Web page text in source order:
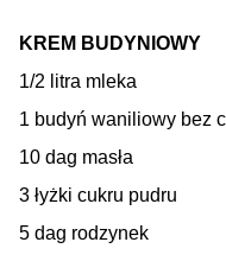
KREM BUDYNIOWY
1/2 litra mleka
1 budyń waniliowy bez
10 dag masła
3 łyżki cukru pudru
5 dag rodzynek